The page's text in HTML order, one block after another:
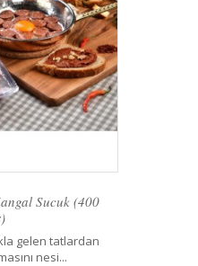
Sucuk (400
gelen tatlardan
nesi...